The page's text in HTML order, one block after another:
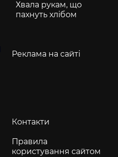
Хвала рукам, що
пахнуть хлібом
Реклама на сайті
Контакти
Правила
користування сайтом